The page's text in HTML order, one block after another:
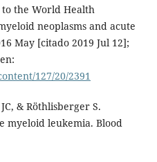
the World Health
neoplasms and acute
May [citado 2019 Jul 12];
127/20/2391
& Röthlisberger S.
myeloid leukemia. Blood